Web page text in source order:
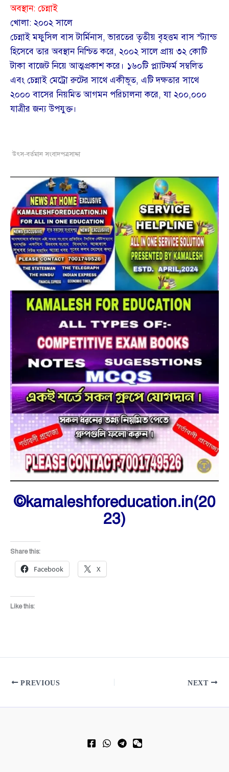
অবস্থান: চেন্নাই
খোলা: ২০০২ সালে
চেন্নাই মফুসিল বাস টার্মিনাস, ভারতের তৃতীয় বৃহত্তম বাস স্ট্যান্ড
হিসেবে তার অবস্থান নিশ্চিত করে, ২০০২ সালে প্রায় ৩২ কোটি
টাকা বাজেট নিয়ে আত্মপ্রকাশ করে। ১৬০টি প্ল্যাটফর্ম সম্বলিত
এবং চেন্নাই মেট্রো রুটের সাথে একীভূত, এটি দক্ষতার সাথে
২০০০ বাসের নিয়মিত আগমন পরিচালনা করে, যা ২০০,০০০
যাত্রীর জন্য উপযুক্ত।
উৎস-বর্তমান সংবাদপত্রসাদ্দা
©kamaleshforeducation.in(20
23)
Share this:
Facebook X
Like this:
PREVIOUS NEXT